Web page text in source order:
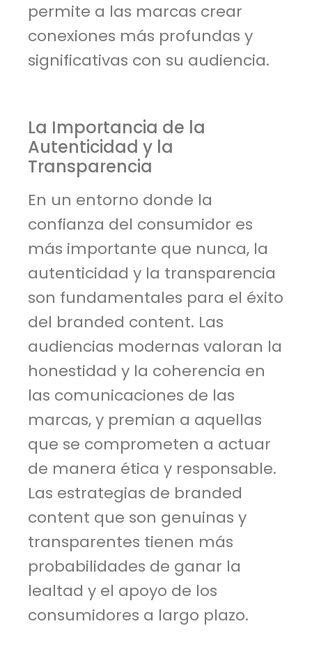
permite a las marcas crear
conexiones más profundas y
significativas con su audiencia.
La Importancia de la
Autenticidad y la
Transparencia
En un entorno donde la
confianza del consumidor es
más importante que nunca, la
autenticidad y la transparencia
son fundamentales para el éxito
del branded content. Las
audiencias modernas valoran la
honestidad y la coherencia en
las comunicaciones de las
marcas, y premian a aquellas
que se comprometen a actuar
de manera ética y responsable.
Las estrategias de branded
content que son genuinas y
transparentes tienen más
probabilidades de ganar la
lealtad y el apoyo de los
consumidores a largo plazo.